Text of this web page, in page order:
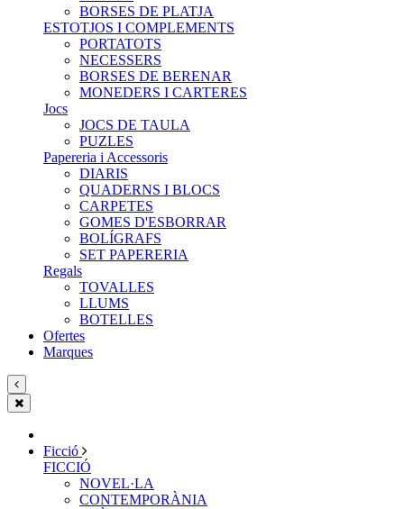
BORSES DE PLATJA
ESTOTJOS I COMPLEMENTS
PORTATOTS
NECESSERS
BORSES DE BERENAR
MONEDERS I CARTERES
Jocs
JOCS DE TAULA
PUZLES
Papereria i Accessoris
DIARIS
QUADERNS I BLOCS
CARPETES
GOMES D'ESBORRAR
BOLÍGRAFS
SET PAPERERIA
Regals
TOVALLES
LLUMS
BOTELLES
Ofertes
Marques
Ficció
FICCIÓ
NOVEL·LA
CONTEMPORÀNIA